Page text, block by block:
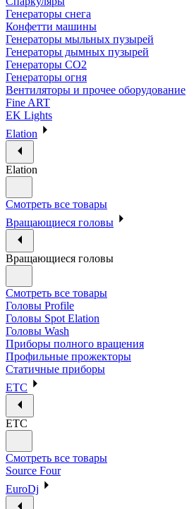
Генераторы снега
Конфетти машины
Генераторы мыльных пузырей
Генераторы дымных пузырей
Генераторы CO2
Генераторы огня
Вентиляторы и прочее оборудование
Fine ART
EK Lights
Elation
Elation
Смотреть все товары
Вращающиеся головы
Вращающиеся головы
Смотреть все товары
Головы Profile
Головы Spot Elation
Головы Wash
Приборы полного вращения
Профильные прожекторы
Статичные приборы
ETC
ETC
Смотреть все товары
Source Four
EuroDj